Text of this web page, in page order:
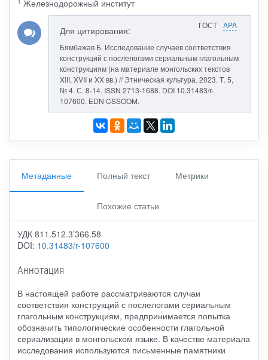
Железнодорожный институт
ГОСТ APA
Для цитирования:
Бямбажав Б. Исследование случаев соответствия
конструкций с послелогами сериальным глагольным
конструкциям (на материале монгольских текстов
XIII, XVII и XX вв.) // Этническая культура. 2023. Т. 5,
№ 4. С. 8-14. ISSN 2713-1688. DOI 10.31483/r-
107600. EDN CSSOOM.
Метаданные Полный текст Метрики
Похожие статьи
УДК 811.512.3’366.58
DOI: 10.31483/r-107600
Аннотация
В настоящей работе рассматриваются случаи
соответствия конструкций с послелогами сериальным
глагольным конструкциям, предпринимается попытка
обозначить типологические особенности глагольной
сериализации в монгольском языке. В качестве материала
исследования используются письменные памятники